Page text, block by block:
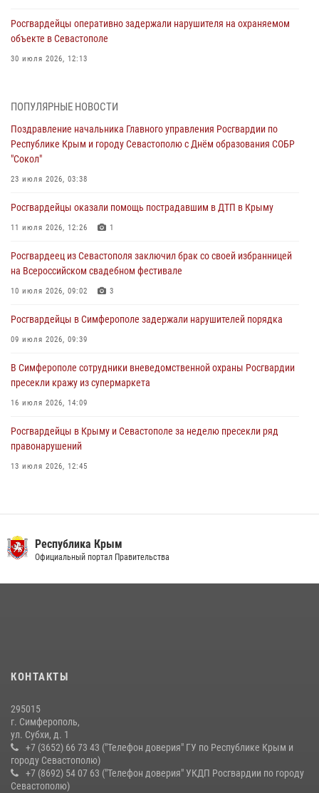
Росгвардейцы оперативно задержали нарушителя на охраняемом
объекте в Севастополе
30 июля 2026, 12:13
охраняемом объекте
Росгвардейцы Крыма и Севастополя отметили День Крещения Руси
в краже из гипермаркета
24 июля 2026, 12:21
Поздравление начальника Главного управления Росгвардии по
Республике Крым и городу Севастополю с Днём образования СОБР
"Сокол"
ПОПУЛЯРНЫЕ НОВОСТИ
Поздравление начальника Главного управления Росгвардии по
Республике Крым и городу Севастополю с Днём образования СОБР
"Сокол"
23 июля 2026, 03:38
Росгвардейцы оказали помощь пострадавшим в ДТП в Крыму
11 июля 2026, 12:26 1
Росгвардеец из Севастополя заключил брак со своей избранницей
на Всероссийском свадебном фестивале
10 июля 2026, 09:02 3
Росгвардейцы в Симферополе задержали нарушителей порядка
09 июля 2026, 09:39
В Симферополе сотрудники вневедомственной охраны Росгвардии
пресекли кражу из супермаркета
16 июля 2026, 14:09
Росгвардейцы в Крыму и Севастополе за неделю пресекли ряд
правонарушений
13 июля 2026, 12:45
В Ялте росгвардейцы задержали подозреваемого в краже
В крымской столице росгвардейцы задержали подозреваемую в
10 июля 2026, 15:10
Республика Крым
Официальный портал Правительства
КОНТАКТЫ
295015
г. Симферополь,
ул. Субхи, д. 1
+7 (3652) 66 73 43 ("Телефон доверия" ГУ по Республике Крым и
городу Севастополю)
+7 (8692) 54 07 63 ("Телефон доверия" УКДП Росгвардии по городу
Севастополю)